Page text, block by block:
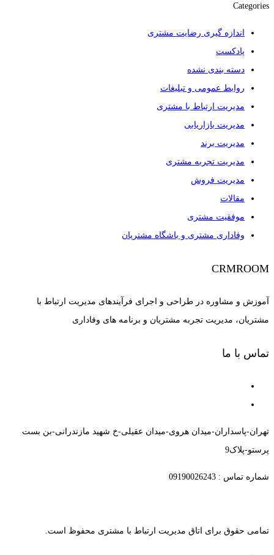
Categories
اندازه گیری رضایت مشتری
پادکست
دسته بندی نشده
روابط عمومی و تبلیغات
مدیریت ارتباط با مشتری
مدیریت بازاریابی
مدیریت برند
مدیریت تجربه مشتری
مدیریت فروش
مقالات
موفقیت مشتری
وفاداری مشتری و باشگاه مشتریان
CRMROOM
آموزش و مشاوره در طراحی و اجرای فرآیندهای مدیریت ارتباط با
مشتریان، مدیریت تجربه مشتریان و برنامه های وفاداری
تماس با ما
تهران-پاسداران-میدان هروی-میدان عقیلی-خ شهید مازندرانی-بن بست
پرستو-پلاک9
شماره تماس : 09190026243
تمامی حقوق برای اتاق مدیریت ارتباط با مشتری محفوظ است.